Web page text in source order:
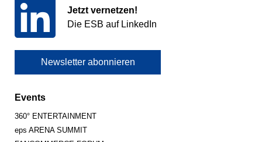
Jetzt vernetzen!
Die ESB auf LinkedIn
Newsletter abonnieren
Events
360° ENTERTAINMENT
eps ARENA SUMMIT